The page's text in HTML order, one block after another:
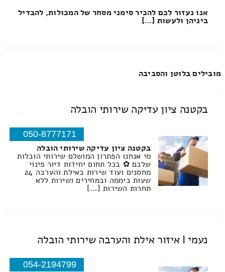
אנו נעזור לכם להכיר סימני מסחר של המכולות, להבדיל
ביניהן ולעשות […]
מובילים בלוטן והסביבה
בקטנה ציון עדיקה שירותי הובלה
050-8777171
בקטנה ציון עדיקה שירותי הובלה
מי אנחנו הפתרון המושלם שירותי הובלות
שלכם ✿ בכל תחום יחידות דיור פינוי
מחסנים ועוד שירות באילת והערבה 24
שעות ביממה ובמחירים ושירות ללא
תחרות השירות […]
נעמי I איזור אילת והערבה שירותי הובלה
054-2194799